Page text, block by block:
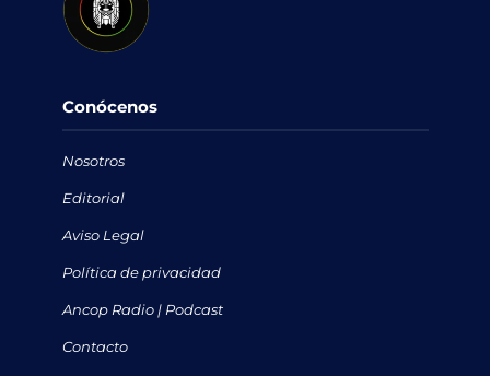
Conócenos
Nosotros
Editorial
Aviso Legal
Política de privacidad
Ancop Radio | Podcast
Contacto